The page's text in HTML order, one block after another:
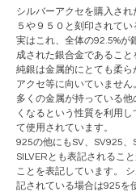
シルバーアクセを購入され
５や９５０と刻印されて
実はこれ、全体の92.5%が
成された銀合金であること
純銀は金属的にとても柔
アクセ等に向いていません
多くの金属が持っている
くなるという性質を利用
て使用されています。
925の他にもSV、SV925、
SILVERとも表記されるこ
ことを表記しています。
記されている場合は925を